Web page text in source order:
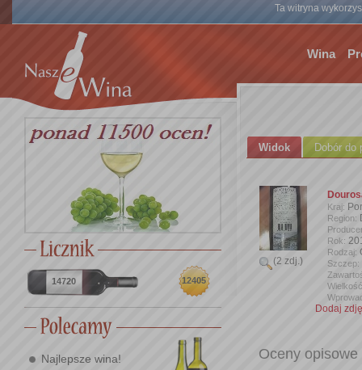
Ta witryna
Wina
14720 12405
Najlepsze wina!
Widok Dobór do
(2 zdj.)
Kraj:
Region:
Rok:
Rodzaj:
Szczep:
Dodaj
Oceny opisowe